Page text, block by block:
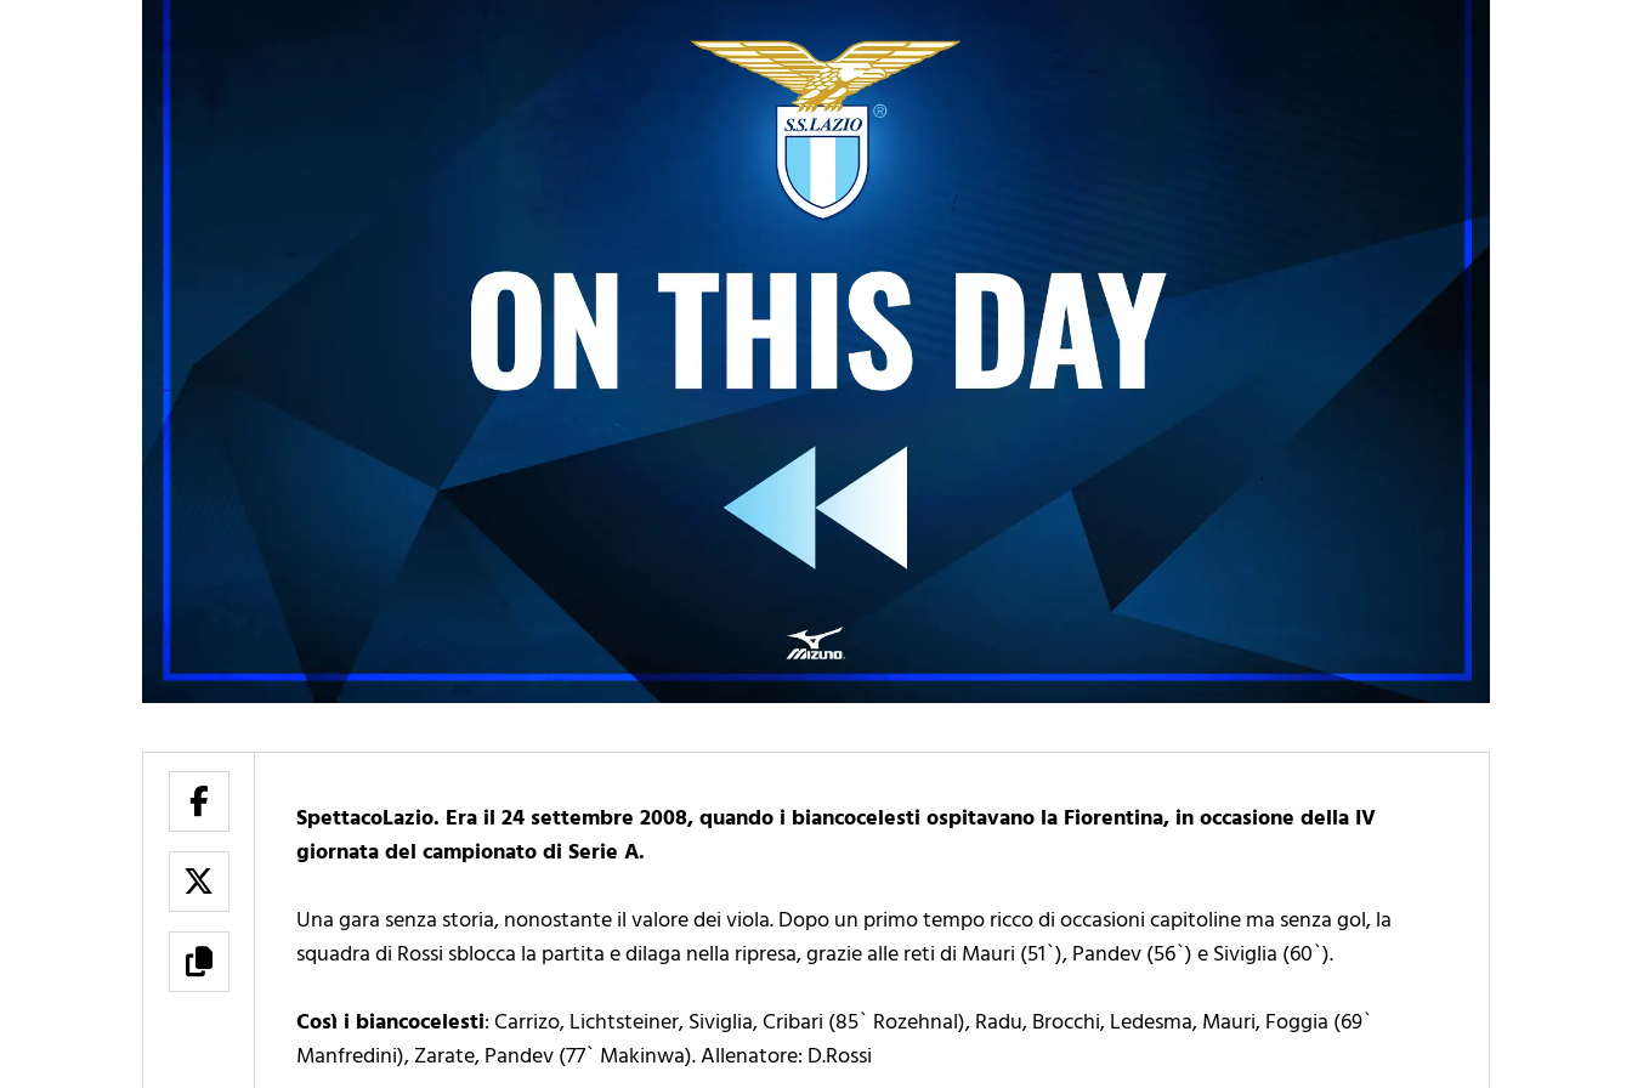
SpettacoLazio. Era il 24 settembre 2008, quando i biancocelesti ospitavano la Fiorentina, in occasione della IV
giornata del campionato di Serie A.
Una gara senza storia, nonostante il valore dei viola. Dopo un primo tempo ricco di occasioni capitoline ma senza gol, la
squadra di Rossi sblocca la partita e dilaga nella ripresa, grazie alle reti di Mauri (51`), Pandev (56`) e Siviglia (60`).
Così i biancocelesti: Carrizo, Lichtsteiner, Siviglia, Cribari (85` Rozehnal), Radu, Brocchi, Ledesma, Mauri, Foggia (69`
Manfredini), Zarate, Pandev (77` Makinwa). Allenatore: D.Rossi